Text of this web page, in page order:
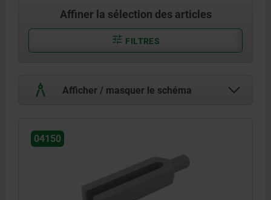
Affiner la sélection des articles
FILTRES
Afficher / masquer le schéma
04150